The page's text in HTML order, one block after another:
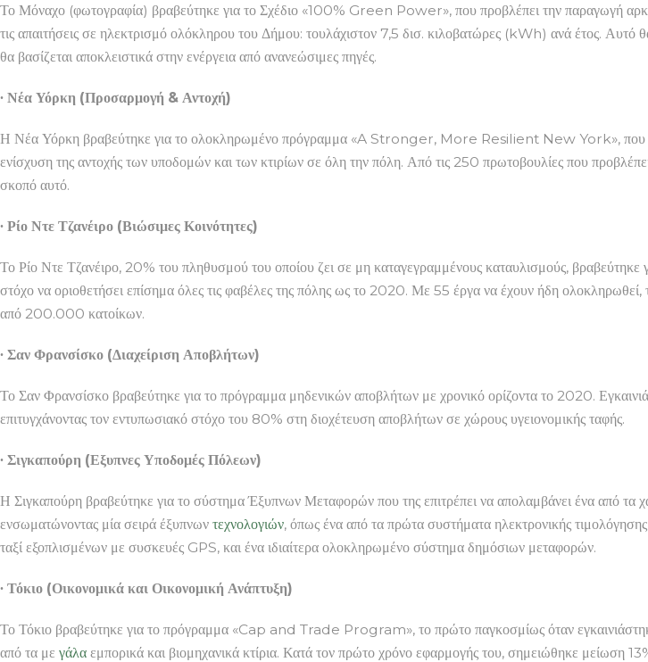
Το Μόναχο (φωτογραφία) βραβεύτηκε για το Σχέδιο «100% Green Power», που προβλέπει την παραγωγή
τις απαιτήσεις σε ηλεκτρισμό ολόκληρου του Δήμου: τουλάχιστον 7,5 δισ. κιλοβατώρες (kWh) ανά έτος.
θα βασίζεται αποκλειστικά στην ενέργεια από ανανεώσιμες πηγές.
∙ Νέα Υόρκη (Προσαρμογή & Αντοχή)
Η Νέα Υόρκη βραβεύτηκε για το ολοκληρωμένο πρόγραμμα «A Stronger, More Resilient New York», που
ενίσχυση της αντοχής των υποδομών και των κτιρίων σε όλη την πόλη. Από τις 250 πρωτοβουλίες που
σκοπό αυτό.
∙ Ρίο Ντε Τζανέιρο (Βιώσιμες Κοινότητες)
Το Ρίο Ντε Τζανέιρο, 20% του πληθυσμού του οποίου ζει σε μη καταγεγραμμένους καταυλισμούς,
στόχο να οριοθετήσει επίσημα όλες τις φαβέλες της πόλης ως το 2020. Με 55 έργα να έχουν ήδη
από 200.000 κατοίκων.
∙ Σαν Φρανσίσκο (Διαχείριση Αποβλήτων)
Το Σαν Φρανσίσκο βραβεύτηκε για το πρόγραμμα μηδενικών αποβλήτων με χρονικό ορίζοντα το 2020.
επιτυγχάνοντας τον εντυπωσιακό στόχο του 80% στη διοχέτευση αποβλήτων σε χώρους υγειονομικής ταφής.
∙ Σιγκαπούρη (Εξυπνες Υποδομές Πόλεων)
Η Σιγκαπούρη βραβεύτηκε για το σύστημα Έξυπνων Μεταφορών που της επιτρέπει να απολαμβάνει ένα από
ενσωματώνοντας μία σειρά έξυπνων τεχνολογιών, όπως ένα από τα πρώτα συστήματα ηλεκτρονικής
ταξί εξοπλισμένων με συσκευές GPS, και ένα ιδιαίτερα ολοκληρωμένο σύστημα δημόσιων μεταφορών.
∙ Τόκιο (Οικονομικά και Οικονομική Ανάπτυξη)
Το Τόκιο βραβεύτηκε για το πρόγραμμα «Cap and Trade Program», το πρώτο παγκοσμίως όταν
από τα με γάλα εμπορικά και βιομηχανικά κτίρια. Κατά τον πρώτο χρόνο εφαρμογής του, σημειώθηκε